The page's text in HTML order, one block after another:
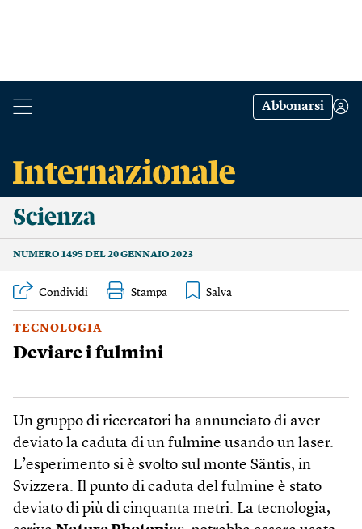
Abbonarsi
Scienza
NUMERO 1495 DEL 20 GENNAIO 2023
Condividi Stampa
TECNOLOGIA
Deviare i fulmini
Un gruppo di ricercatori ha annunciato di aver
deviato la caduta di un fulmine usando un laser.
L’esperimento si è svolto sul monte Säntis, in
Svizzera. Il punto di caduta del fulmine è stato
deviato di più di cinquanta metri. La tecnologia,